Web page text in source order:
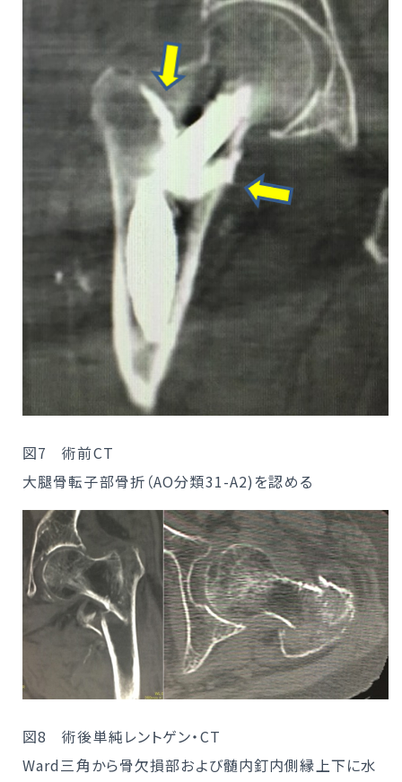
図7 術前CT
大腿骨転子部骨折（AO分類31-A2)を認める
図8 術後単純レントゲン・CT
Ward三角から骨欠損部および髄内釘内側縁上下に水